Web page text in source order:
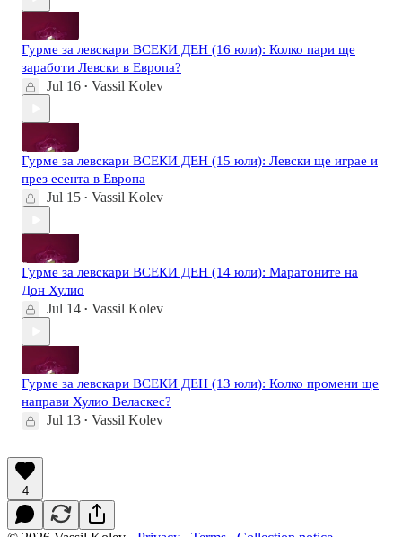
Гурме за левскари ВСЕКИ ДЕН (16 юли): Колко пари ще
заработи Левски в Европа?
Jul 16 • Vassil Kolev
Гурме за левскари ВСЕКИ ДЕН (15 юли): Левски ще играе и
през есента в Европа
Jul 15 • Vassil Kolev
Гурме за левскари ВСЕКИ ДЕН (14 юли): Маратоните на
Дон Хулио
Jul 14 • Vassil Kolev
Гурме за левскари ВСЕКИ ДЕН (13 юли): Колко промени ще
направи Хулио Веласкес?
Jul 13 • Vassil Kolev
4